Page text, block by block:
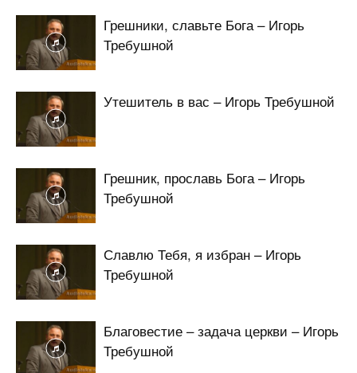
Грешники, славьте Бога – Игорь
Требушной
Утешитель в вас – Игорь Требушной
Грешник, прославь Бога – Игорь
Требушной
Славлю Тебя, я избран – Игорь
Требушной
Благовестие – задача церкви – Игорь
Требушной